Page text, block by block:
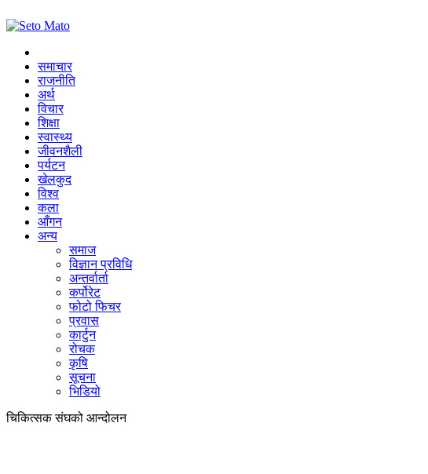
समाचार
राजनीति
अर्थ
विचार
शिक्षा
स्वास्थ्य
जीवनशैली
पर्यटन
खेलकुद
विश्व
कला
आँगन
अन्य
समाज
विज्ञान प्रविधि
अन्तर्वार्ता
कर्पोरेट
फोटो फिचर
प्रवास
कार्टुन
रोचक
कृषि
सूचना
भिडियो
चिकित्सक संघको आन्दोलन